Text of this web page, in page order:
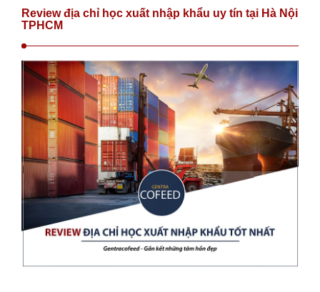
Review địa chỉ học xuất nhập khẩu uy tín tại Hà Nội
TPHCM